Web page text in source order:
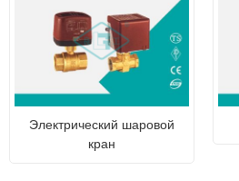
Электрический шаровой
кран